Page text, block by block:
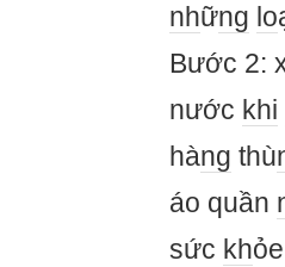
những lo
Bước 2:
nước khi
hàng thù
áo quần
sức khỏe